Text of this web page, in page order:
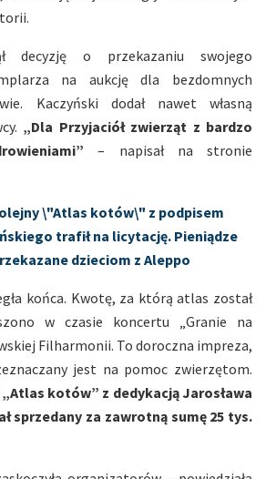
decyzję o przekazaniu swojego
na aukcję dla bezdomnych
Kaczyński dodał nawet własną
„Dla Przyjaciół zwierząt z bardzo
– napisał na stronie
\"Atlas kotów\" z podpisem
trafił na licytację. Pieniądze
dzieciom z Aleppo
końca. Kwotę, za którą atlas został
w czasie koncertu „Granie na
Filharmonii. To doroczna impreza,
jest na pomoc zwierzętom.
kotów” z dedykacją Jarosława
sprzedany za zawrotną sumę 25 tys.